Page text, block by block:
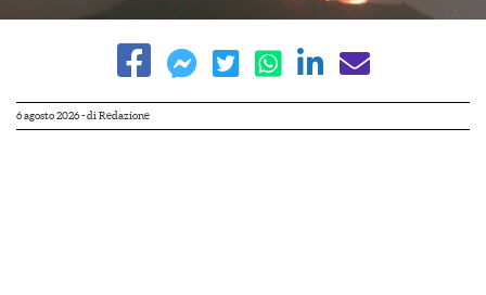
6 agosto 2026- di Redazione